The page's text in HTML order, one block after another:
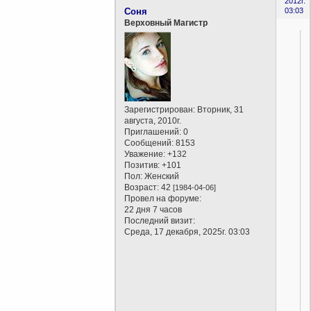
03:03
Соня
Верховный Магистр
Зарегистрирован: Вторник, 31
августа, 2010г.
Приглашений: 0
Сообщений: 8153
Уважение: +132
Позитив: +101
Пол: Женский
Возраст: 42[1984-04-06]
Провел на форуме:
22 дня 7 часов
Последний визит:
Среда, 17 декабря, 2025г. 03:03